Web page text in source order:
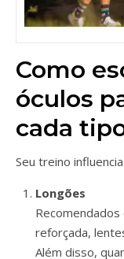
Como
óculos
cada
Seu treino
Longões
reforçada,
Além disso,